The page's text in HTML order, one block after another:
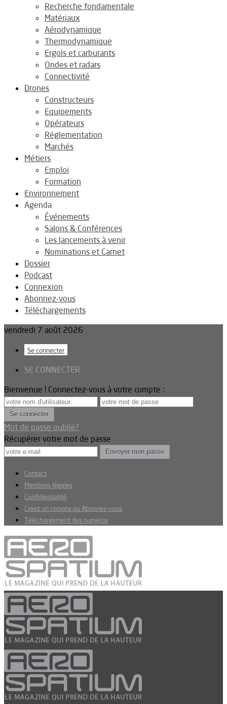
Recherche fondamentale
Matériaux
Aérodynamique
Thermodynamique
Ergols et carburants
Ondes et radars
Connectivité
Drones
Constructeurs
Equipements
Opérateurs
Réglementation
Marchés
Métiers
Emploi
Formation
Environnement
Agenda
Événements
Salons & Conférences
Les lancements à venir
Nominations et Carnet
Dossier
Podcast
Connexion
Abonnez-vous
Téléchargements
vendredi 7 août 2026
Se connecter
SE CONNECTER
Bienvenue ! Connectez-vous à votre compte :
Mot de passe oublié?
Récupérer votre mot de passe
Contact
Mentions légales
Confidentialité
Créez un compte ou Abonnez-vous
Téléchargement des numéros